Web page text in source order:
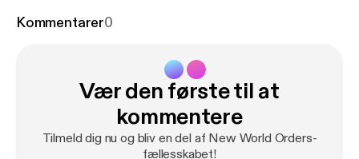
Kommentarer0
Vær den første til at
kommentere
Tilmeld dig nu og bliv en del af New World Orders-
fællesskabet!